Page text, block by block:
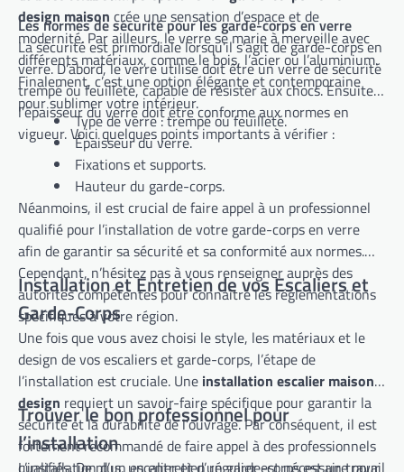
design maison crée une sensation d’espace et de
modernité. Par ailleurs, le verre se marie à merveille avec
différents matériaux, comme le bois, l’acier ou l’aluminium.
Finalement, c’est une option élégante et contemporaine
pour sublimer votre intérieur.
Les normes de sécurité pour les garde-corps en verre
La sécurité est primordiale lorsqu’il s’agit de garde-corps en
verre. D’abord, le verre utilisé doit être un verre de sécurité
trempé ou feuilleté, capable de résister aux chocs. Ensuite,
l’épaisseur du verre doit être conforme aux normes en
vigueur. Voici quelques points importants à vérifier :
Type de verre : trempé ou feuilleté.
Épaisseur du verre.
Fixations et supports.
Hauteur du garde-corps.
Néanmoins, il est crucial de faire appel à un professionnel
qualifié pour l’installation de votre garde-corps en verre
afin de garantir sa sécurité et sa conformité aux normes.
Cependant, n’hésitez pas à vous renseigner auprès des
autorités compétentes pour connaître les réglementations
spécifiques à votre région.
Installation et Entretien de vos Escaliers et
Garde-Corps
Une fois que vous avez choisi le style, les matériaux et le
design de vos escaliers et garde-corps, l’étape de
l’installation est cruciale. Une installation escalier maison
design
sécurité et la durabilité de l’ouvrage. Par conséquent, il est
fortement recommandé de faire appel à des professionnels
qualifiés. De plus, un entretien régulier est nécessaire pour
Trouver le bon professionnel pour
l’installation
L’installation d’un escalier et d’un garde-corps est un travail